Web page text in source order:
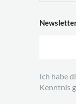
Ich habe
Kenntnis